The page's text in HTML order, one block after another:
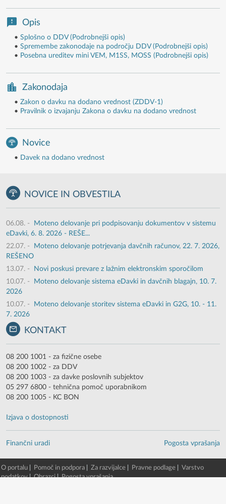
Opis
• Splošno o DDV (Podrobnejši opis)
• Spremembe zakonodaje na področju DDV (Podrobnejši opis)
• Posebna ureditev mini VEM, M1SS, MOSS (Podrobnejši opis)
Zakonodaja
• Zakon o davku na dodano vrednost (ZDDV-1)
• Pravilnik o izvajanju Zakona o davku na dodano vrednost
Novice
• Davek na dodano vrednost
NOVICE IN OBVESTILA
06.08. -
Moteno delovanje pri podpisovanju dokumentov v sistemu
eDavki, 6. 8. 2026 - REŠE...
22.07. -
Moteno delovanje potrjevanja davčnih računov, 22. 7. 2026,
REŠENO
13.07. -
Novi poskusi prevare z lažnim elektronskim sporočilom
10.07. -
Moteno delovanje sistema eDavki in davčnih blagajn, 10. 7.
2026
10.07. -
Moteno delovanje storitev sistema eDavki in G2G, 10. - 11.
7. 2026
KONTAKT
08 200 1001 - za fizične osebe
08 200 1002 - za DDV
08 200 1003 - za davke poslovnih subjektov
05 297 6800 - tehnična pomoč uporabnikom
08 200 1005 - KC BON
Izjava o dostopnosti
Finančni uradi Pogosta vprašanja
O portalu Pomoč in podpora Za razvijalce Pravne podlage
Varstvo
podatkov|Obrazci|Pogosta vprašanja